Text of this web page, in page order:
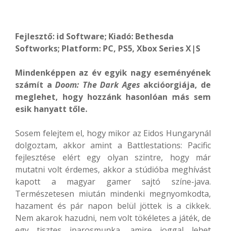
Fejlesztő: id Software; Kiadó: Bethesda
Softworks; Platform: PC, PS5, Xbox Series X|S
Mindenképpen az év egyik nagy eseményének
számít aDoom: The Dark Ages akcióorgiája, de
meglehet, hogy hozzánk hasonlóan más sem
esik hanyatt tőle.
Sosem felejtem el, hogy mikor az Eidos Hungarynál
dolgoztam, akkor amint a Battlestations: Pacific
fejlesztése elért egy olyan szintre, hogy már
mutatni volt érdemes, akkor a stúdióba meghívást
kapott a magyar gamer sajtó színe-java.
Természetesen miután mindenki megnyomkodta,
hazament és pár napon belül jöttek is a cikkek.
Nem akarok hazudni, nem volt tökéletes a játék, de